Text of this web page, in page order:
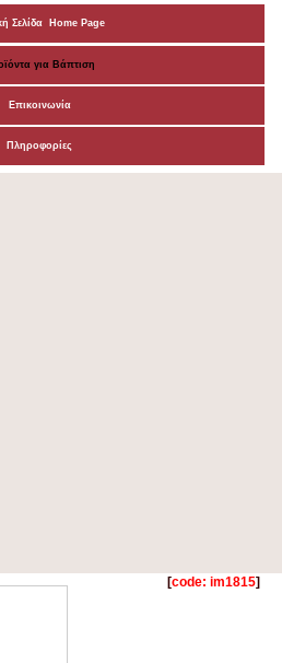
Σελίδα Home Page
για Βάπτιση
Επικοινωνία
Πληροφορίες
[code: im1815]